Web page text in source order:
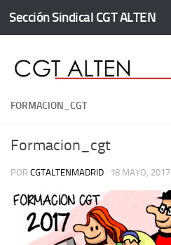
Saltar al contenido
Sección Sindical CGT ALTEN
FORMACION_CGT
Formacion_cgt
POR CGTALTENMADRID · 18 MAYO, 2017